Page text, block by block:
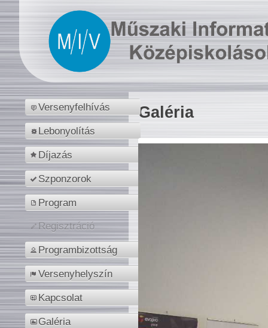
Versenyfelhívás
Lebonyolítás
Díjazás
Szponzorok
Program
Regisztráció
Programbizottság
Versenyhelyszín
Kapcsolat
Galéria
Galéria